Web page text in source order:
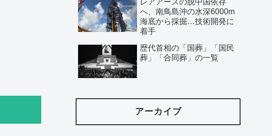
レアアースの脱中国依存
へ、南鳥島沖の水深6000m
海底から採掘…技術開発に
着手
歴代首相の「国葬」「国民
葬」「合同葬」の一覧
アーカイブ